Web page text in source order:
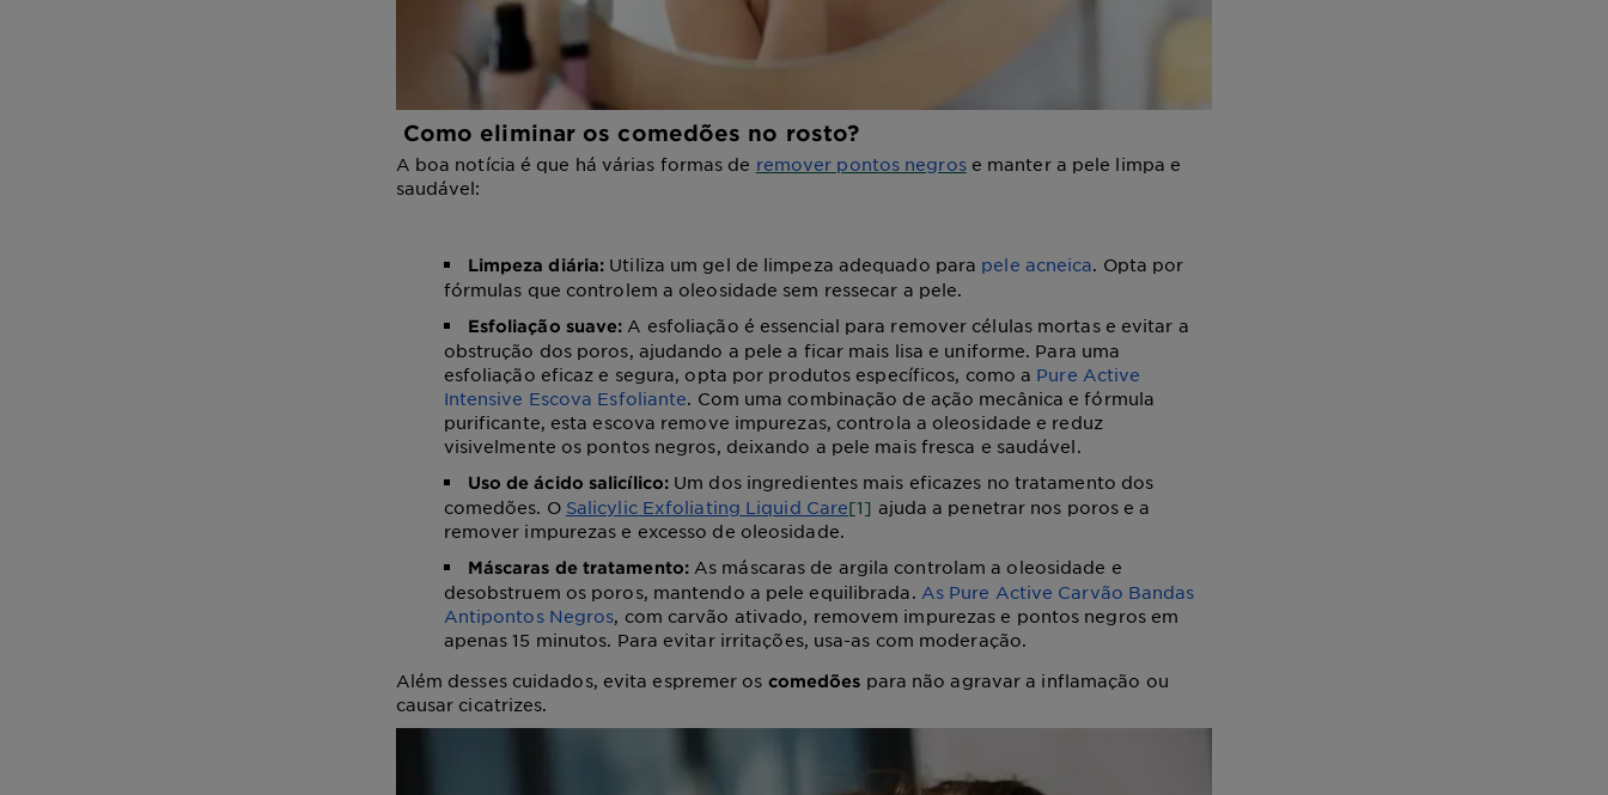
Como eliminar os comedões no rosto?
A boa notícia é que há várias formas de remover pontos negrose manter a pele limpa e
saudável:
Limpeza diária: Utiliza um gel de limpeza adequado para pele acneica. Opta por
fórmulas que controlem a oleosidade sem ressecar a pele.
Esfoliação suave: A esfoliação é essencial para remover células mortas e evitar a
obstrução dos poros, ajudando a pele a ficar mais lisa e uniforme. Para uma
esfoliação eficaz e segura, opta por produtos específicos, como a Pure Active
Intensive Escova Esfoliante. Com uma combinação de ação mecânica e fórmula
purificante, esta escova remove impurezas, controla a oleosidade e reduz
visivelmente os pontos negros, deixando a pele mais fresca e saudável.
Uso de ácido salicílico: Um dos ingredientes mais eficazes no tratamento dos
comedões. O Salicylic Exfoliating Liquid Care[1] ajuda a penetrar nos poros e a
remover impurezas e excesso de oleosidade.
Máscaras de tratamento:As máscaras de argila controlam a oleosidade e
desobstruem os poros, mantendo a pele equilibrada. As Pure Active Carvão Bandas
Antipontos Negros, com carvão ativado, removem impurezas e pontos negros em
apenas 15 minutos. Para evitar irritações, usa-as com moderação.
Além desses cuidados, evita espremer os comedões para não agravar a inflamação ou
causar cicatrizes.